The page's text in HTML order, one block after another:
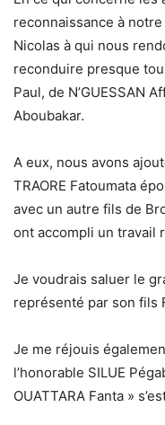
reconnaissance à
Nicolas à qui nous
reconduire presque
Paul, de N’GUESSAN
Aboubakar.
A eux, nous avons
TRAORE Fatoumata
avec un autre fils de
ont accompli un travail
Je voudrais saluer le
représenté par son fils
Je me réjouis
l’honorable SILUE
OUATTARA Fanta »